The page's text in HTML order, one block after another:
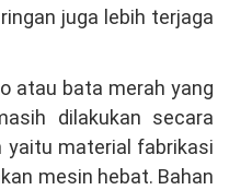
juga lebih terjaga
atau bata merah yang
dilakukan secara
yaitu material fabrikasi
mesin hebat. Bahan